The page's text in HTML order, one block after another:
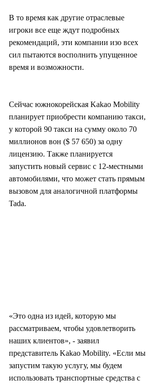
В то время как другие отраслевые
игроки все еще ждут подробных
рекомендаций, эти компании изо всех
сил пытаются восполнить упущенное
время и возможности.
Сейчас южнокорейская Kakao Mobility
планирует приобрести компанию такси,
у которой 90 такси на сумму около 70
миллионов вон ($ 57 650) за одну
лицензию. Также планируется
запустить новый сервис с 12-местными
автомобилями, что может стать прямым
вызовом для аналогичной платформы
Tada.
«Это одна из идей, которую мы
рассматриваем, чтобы удовлетворить
наших клиентов», - заявил
представитель Kakao Mobility. «Если мы
запустим такую услугу, мы будем
использовать транспортные средства с